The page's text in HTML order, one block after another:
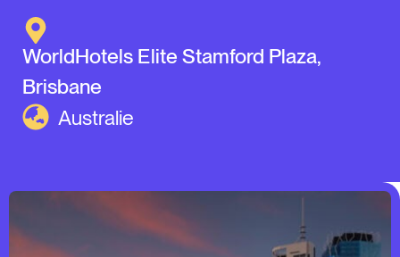
WorldHotels Elite Stamford Plaza,
Brisbane
Australie